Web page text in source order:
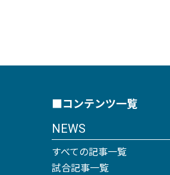
■コンテンツ一覧
NEWS
すべての記事一覧
試合記事一覧